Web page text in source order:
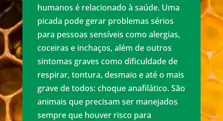
humanos é relacionado à saúde. Uma
picada pode gerar problemas sérios
para pessoas sensíveis como alergias,
coceiras e inchaços, além de outros
sintomas graves como dificuldade de
respirar, tontura, desmaio e até o mais
grave de todos: choque anafilático. São
animais que precisam ser manejados
sempre que houver risco para